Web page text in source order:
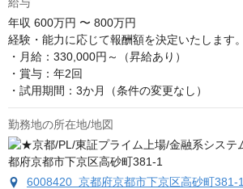
年収 600万円 〜 800万円
経験・能力に応じて報酬額を決定いたします。
・月給：330,000円～（昇給あり）
・賞与：年2回
・試用期間：3か月（条件の変更なし）
勤務地の所在地/地図
6008420 京都府京都市下京区高砂町381-1